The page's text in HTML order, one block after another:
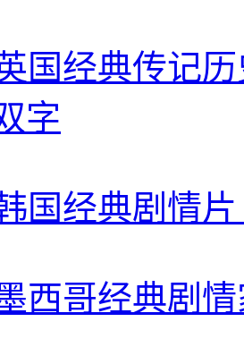
国经典传记
字
国经典剧情
西哥经典剧